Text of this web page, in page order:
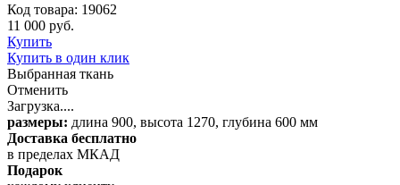
Код товара: 19062
11 000 руб.
Купить
Купить в один клик
Выбранная ткань
Отменить
Загрузка....
размеры: длина 900, высота 1270, глубина 600 мм
Доставка бесплатно
в пределах МКАД
Подарок